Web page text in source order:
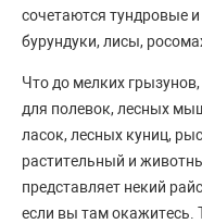
сочетаются тундровые
бурундуки, лисы,
Что до мелких
для полевок, лесных
ласок, лесных куниц,
растительный и
представляет некий
если вы там окажитесь.